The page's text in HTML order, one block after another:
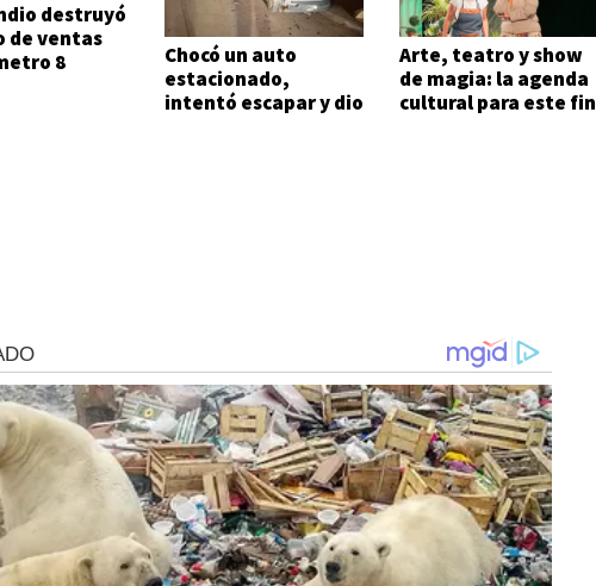
destruyó
de ventas
8
Chocó un auto
estacionado,
intentó escapar y dio
Arte, teatro y show
de magia: la agenda
cultural para este fin